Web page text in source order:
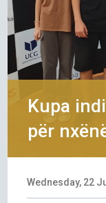
Kupa
për
Wednesday, 22